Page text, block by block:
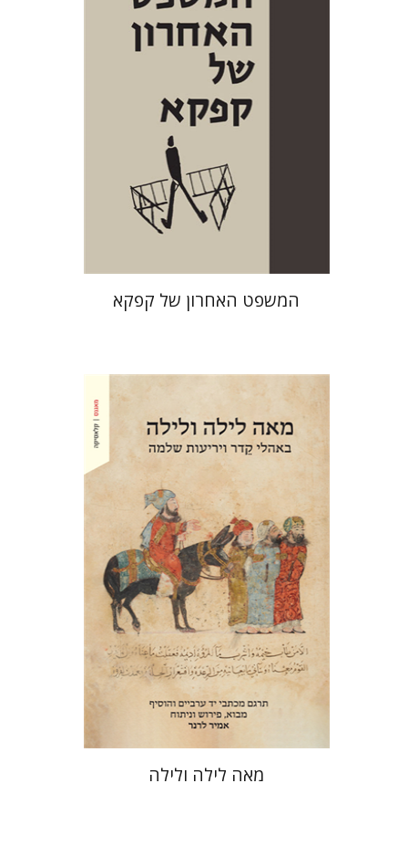
הנחת אתר ספר מודפס
$42
$38
המשפט האחרון של קפקא‎
אמיר לרנר
אמיר לרנר
הנחת אתר ספר מודפס
$42
$38
מאה לילה ולילה